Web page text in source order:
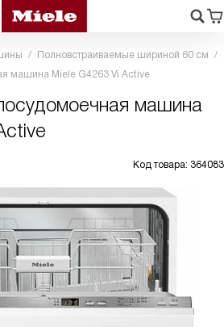
Полновстраиваемые шириной 60 см
машина Miele G4263 Vi Active
машина
Код товара: 364083